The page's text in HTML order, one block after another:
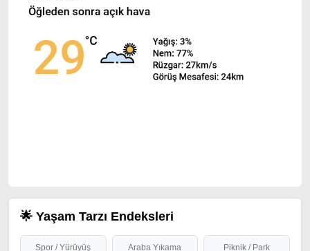
🌟 Yaşam Tarzı Endeksleri
Spor / Yürüyüş Araba Yıkama Piknik / Park